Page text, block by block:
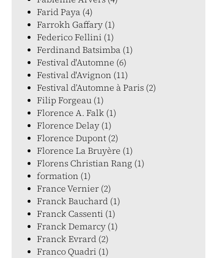
Farid Paya (4)
Farrokh Gaffary (1)
Federico Fellini (1)
Ferdinand Batsimba (1)
Festival d'Automne (6)
Festival d'Avignon (11)
Festival d’Automne à Paris (2)
Filip Forgeau (1)
Florence A. Falk (1)
Florence Delay (1)
Florence Dupont (2)
Florence La Bruyère (1)
Florens Christian Rang (1)
formation (1)
France Vernier (2)
Franck Bauchard (1)
Franck Cassenti (1)
Franck Demarcy (1)
Franck Evrard (2)
Franco Quadri (1)